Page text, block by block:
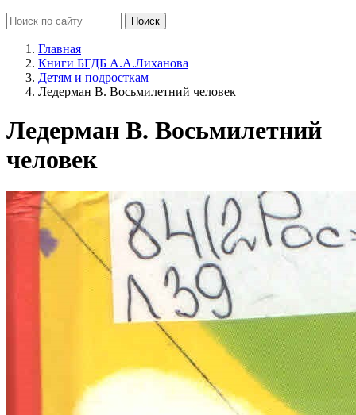
Главная
Книги БГДБ А.А.Лиханова
Детям и подросткам
Ледерман В. Восьмилетний человек
Ледерман В. Восьмилетний
человек